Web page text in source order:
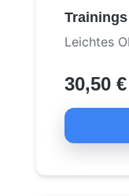
Leichtes
30,50 €